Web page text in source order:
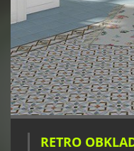
RETRO